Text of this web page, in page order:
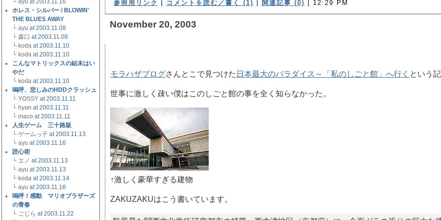
└ ayu at 2003.11.16
ホレス・シルバー / BLOWIN'
THE BLUES AWAY
└ ayu at 2003.11.08
└ 森口 at 2003.11.08
└ koda at 2003.11.10
└ koda at 2003.11.10
こんなマトリックスの結末はい
やだ
└ koda at 2003.11.10
嗚呼、悲しみのHDDクラッシュ
└ YOSSY at 2003.11.11
└ hyan at 2003.11.11
└ maco at 2003.11.11
人生ゲーム 三十路版
└ ゲームっ子 at 2003.11.13
└ ayu at 2003.11.16
読心術
└ エノ at 2003.11.13
└ ayu at 2003.11.13
└ koda at 2003.11.14
└ ayu at 2003.11.16
嗚呼！感動 マリオブラザーズ
の青春
└ ごじら at 2003.11.22
参照用リンク コメントを読む／書く (1) 関連記事 (0) | 12:29 PM
November 20, 2003
モラハザブログさんとこで見つけた 日本最大のパラダイス～「私のしごと館」へ行く という
世事に激しく疎い僕はこのしごと館の事を全く知らなかった。
↑激しく豪華すぎる建物
ZAKUZAKUはこう書いています。